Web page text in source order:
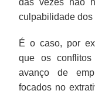
culpabilidade dos
É o caso, por
que os
avanço de
focados no